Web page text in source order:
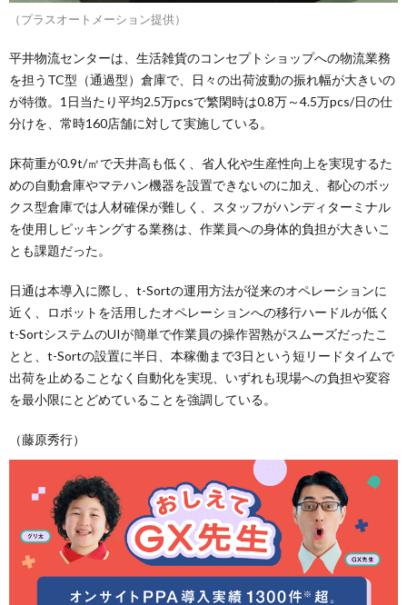
（プラスオートメーション提供）
平井物流センターは、生活雑貨のコンセプトショップへの物流業務
を担うTC型（通過型）倉庫で、日々の出荷波動の振れ幅が大きいの
が特徴。1日当たり平均2.5万pcsで繁閑時は0.8万～4.5万pcs/日の仕
分けを、常時160店舗に対して実施している。
床荷重が0.9t/㎡で天井高も低く、省人化や生産性向上を実現するた
めの自動倉庫やマテハン機器を設置できないのに加え、都心のボッ
クス型倉庫では人材確保が難しく、スタッフがハンディターミナル
を使用しピッキングする業務は、作業員への身体的負担が大きいこ
とも課題だった。
日通は本導入に際し、t-Sortの運用方法が従来のオペレーションに
近く、ロボットを活用したオペレーションへの移行ハードルが低く
t-SortシステムのUIが簡単で作業員の操作習熟がスムーズだったこ
とと、t-Sortの設置に半日、本稼働まで3日という短リードタイムで
出荷を止めることなく自動化を実現、いずれも現場への負担や変容
を最小限にとどめていることを強調している。
（藤原秀行）